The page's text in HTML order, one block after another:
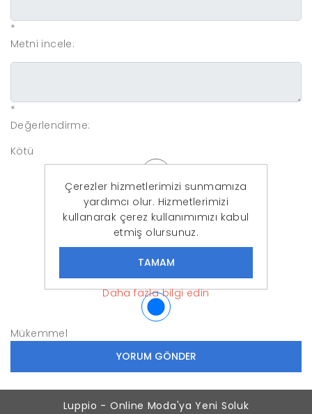
*
Metni incele:
*
Değerlendirme:
Kötü
Mükemmel
Luppio - Online Moda'ya Yeni Soluk
Çerezler hizmetlerimizi sunmamıza
yardımcı olur. Hizmetlerimizi
kullanarak çerez kullanımımızı kabul
etmiş olursunuz.
Daha fazla bilgi edin